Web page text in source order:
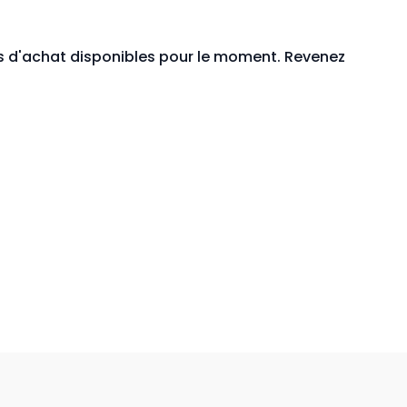
sur tous les programmes en ligne :
d'achat disponibles pour le moment. Revenez